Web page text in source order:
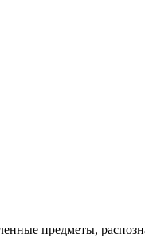
предметы,